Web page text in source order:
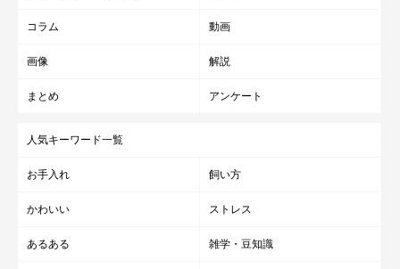
コラム 動画
画像 解説
まとめ アンケート
人気キーワード一覧
お手入れ 飼い方
かわいい ストレス
あるある 雑学・豆知識